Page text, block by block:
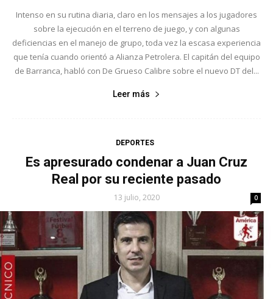
Intenso en su rutina diaria, claro en los mensajes a los jugadores
sobre la ejecución en el terreno de juego, y con algunas
deficiencias en el manejo de grupo, toda vez la escasa experiencia
que tenía cuando orientó a Alianza Petrolera. El capitán del equipo
de Barranca, habló con De Grueso Calibre sobre el nuevo DT del...
Leer más
DEPORTES
Es apresurado condenar a Juan Cruz
Real por su reciente pasado
13 julio, 2020 0